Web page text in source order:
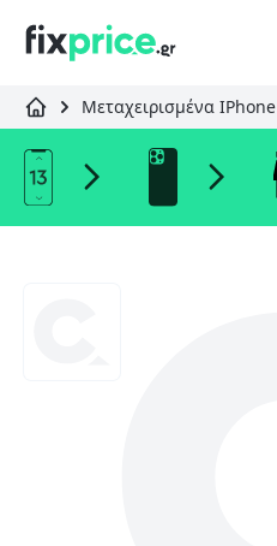
Μεταχειρισμένα IPhone